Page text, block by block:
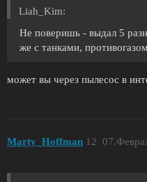
Liah_Kim:
Не поверишь - выдал 5
же с танками,
может вы через пылесос в
Marty_Hoffman 12